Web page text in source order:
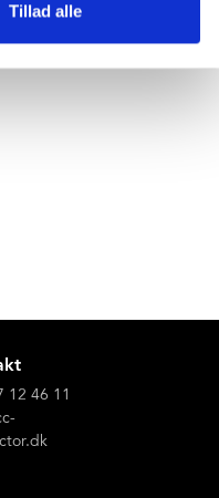
Tillad alle
på leg, natur og trivsel.
12 46 11